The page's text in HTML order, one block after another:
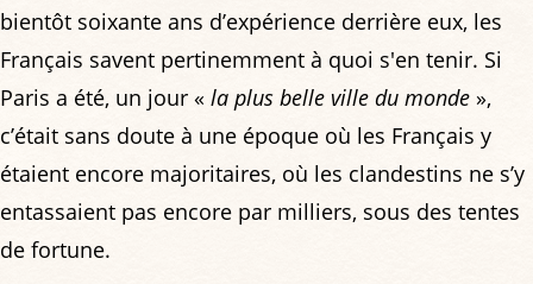
bientôt soixante ans d’expérience derrière eux, les
Français savent pertinemment à quoi s'en tenir. Si
Paris a été, un jour « la plus belle ville du monde »,
c’était sans doute à une époque où les Français y
étaient encore majoritaires, où les clandestins ne s’y
entassaient pas encore par milliers, sous des tentes
de fortune.